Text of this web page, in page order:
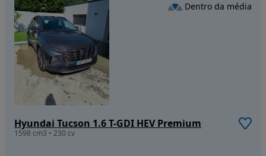
Hyundai Tucson 1.6 T-GDI HEV Premium
1598 cm3 • 230 cv
Dentro da média